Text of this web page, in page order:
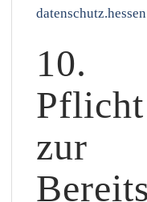
10.
Pflicht
zur